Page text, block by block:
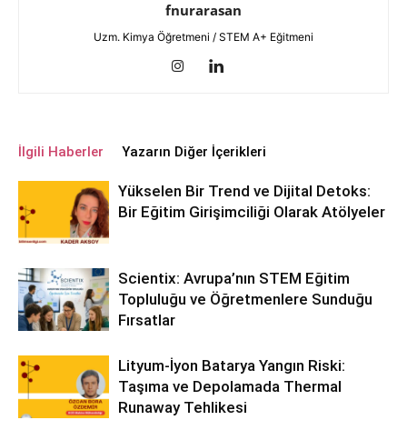
fnurarasan
Uzm. Kimya Öğretmeni / STEM A+ Eğitmeni
İlgili Haberler Yazarın Diğer İçerikleri
Yükselen Bir Trend ve Dijital Detoks:
Bir Eğitim Girişimciliği Olarak Atölyeler
Scientix: Avrupa’nın STEM Eğitim
Topluluğu ve Öğretmenlere Sunduğu
Fırsatlar
Lityum-İyon Batarya Yangın Riski:
Taşıma ve Depolamada Thermal
Runaway Tehlikesi